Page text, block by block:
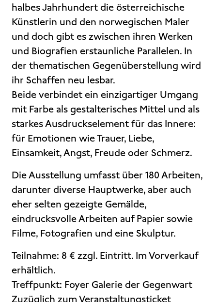
halbes Jahrhundert die österreichische
Künstlerin und den norwegischen Maler
und doch gibt es zwischen ihren Werken
und Biografien erstaunliche Parallelen. In
der thematischen Gegenüberstellung wird
ihr Schaffen neu lesbar.
Beide verbindet ein einzigartiger Umgang
mit Farbe als gestalterisches Mittel und als
starkes Ausdruckselement für das Innere:
für Emotionen wie Trauer, Liebe,
Einsamkeit, Angst, Freude oder Schmerz.
Die Ausstellung umfasst über 180 Arbeiten,
darunter diverse Hauptwerke, aber auch
eher selten gezeigte Gemälde,
eindrucksvolle Arbeiten auf Papier sowie
Filme, Fotografien und eine Skulptur.
Teilnahme: 8 € zzgl. Eintritt. Im Vorverkauf
erhältlich.
Treffpunkt: Foyer Galerie der Gegenwart
Zuzüglich zum Veranstaltungsticket